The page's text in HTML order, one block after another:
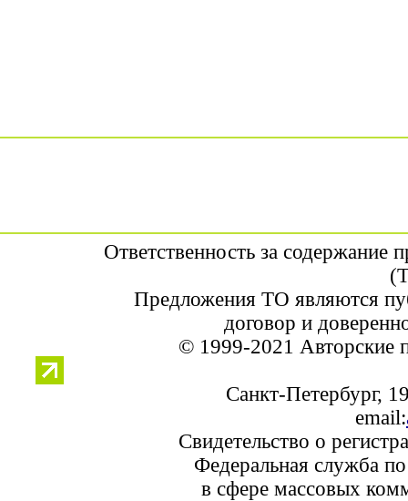
Ответственность за содержание
Предложения ТО являются
договор и
© 1999-2021 Авторские
Санкт-Петербург,
email:
Свидетельство о
Федеральная служба
в сфере массовых